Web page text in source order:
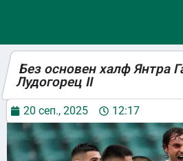
Без основен халф Янтра
Лудогорец II
20 сеп., 2025 12:17